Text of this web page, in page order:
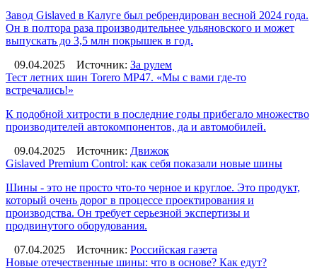
Завод Gislaved в Калуге был ребрендирован весной 2024 года.
Он в полтора раза производительнее ульяновского и может
выпускать до 3,5 млн покрышек в год.
09.04.2025
Источник: За рулем
Тест летних шин Torero MP47. «Мы с вами где-то
встречались!»
К подобной хитрости в последние годы прибегало множество
производителей автокомпонентов, да и автомобилей.
09.04.2025
Источник: Движок
Gislaved Premium Control: как себя показали новые шины
Шины - это не просто что-то черное и круглое. Это продукт,
который очень дорог в процессе проектирования и
производства. Он требует серьезной экспертизы и
продвинутого оборудования.
07.04.2025
Источник: Российская газета
Новые отечественные шины: что в основе? Как едут?